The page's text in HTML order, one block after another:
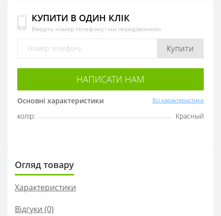
КУПИТИ В ОДИН КЛІК
Введіть номер телефону і ми передзвонимо
Купити
НАПИСАТИ НАМ
Основні характеристики Всі характеристики
колір: Красный
Огляд товару
Характеристики
Відгуки (0)